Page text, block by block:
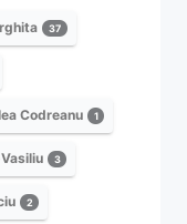
37
Codreanu 1
3
2